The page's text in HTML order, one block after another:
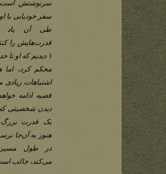
سرنوشتش است.
سفر خودیابی با
طی آن یاد
قدرت‌هایش را
۱ دیدیم که او
محکم کرد، اما
اشتباهات
قضیه ادامه
دیدن شخصیتی که
یک قدرت بزرگ
هنوز به آن‌جا
در طول مسیر
می‌کند، جالب